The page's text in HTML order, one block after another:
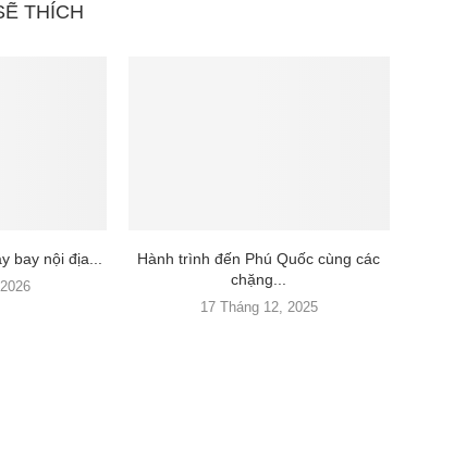
THÍCH
bay nội địa...
Hành trình đến Phú Quốc cùng các
chặng...
17 Tháng 12, 2025